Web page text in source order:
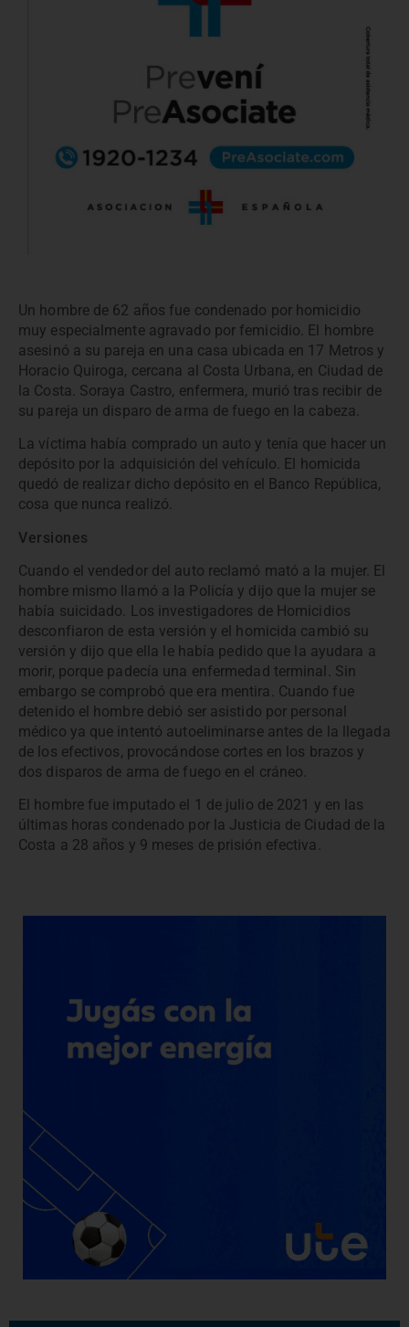
Un hombre de 62 años fue condenado por homicidio
muy especialmente agravado por femicidio. El hombre
asesinó a su pareja en una casa ubicada en 17 Metros y
Horacio Quiroga, cercana al Costa Urbana, en Ciudad de
la Costa. Soraya Castro, enfermera, murió tras recibir de
su pareja un disparo de arma de fuego en la cabeza.
La víctima había comprado un auto y tenía que hacer un
depósito por la adquisición del vehículo. El homicida
quedó de realizar dicho depósito en el Banco República,
cosa que nunca realizó.
Versiones
Cuando el vendedor del auto reclamó mató a la mujer. El
hombre mismo llamó a la Policía y dijo que la mujer se
había suicidado. Los investigadores de Homicidios
desconfiaron de esta versión y el homicida cambió su
versión y dijo que ella le había pedido que la ayudara a
morir, porque padecía una enfermedad terminal. Sin
embargo se comprobó que era mentira. Cuando fue
detenido el hombre debió ser asistido por personal
médico ya que intentó autoeliminarse antes de la llegada
de los efectivos, provocándose cortes en los brazos y
dos disparos de arma de fuego en el cráneo.
El hombre fue imputado el 1 de julio de 2021 y en las
últimas horas condenado por la Justicia de Ciudad de la
Costa a 28 años y 9 meses de prisión efectiva.